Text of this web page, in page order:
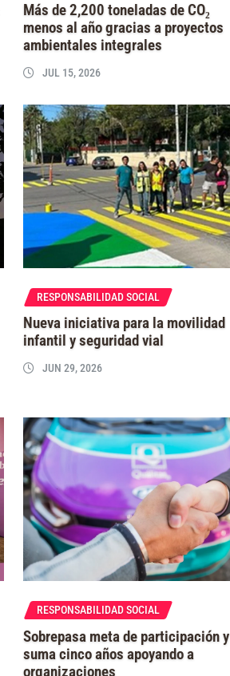
Más de 2,200 toneladas de CO₂
menos al año gracias a proyectos
ambientales integrales
JUL 15, 2026
RESPONSABILIDAD SOCIAL
Nueva iniciativa para la movilidad
infantil y seguridad vial
JUN 29, 2026
RESPONSABILIDAD SOCIAL
Sobrepasa meta de participación y
suma cinco años apoyando a
organizaciones